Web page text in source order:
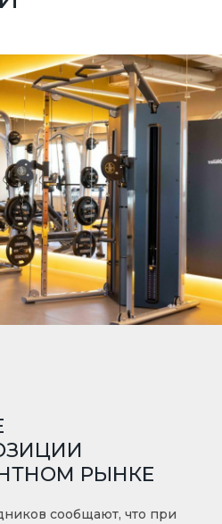
РЫНКЕ
сообщают, что при